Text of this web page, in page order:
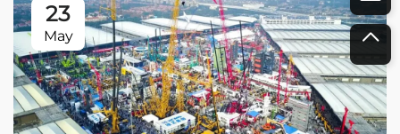
23
May